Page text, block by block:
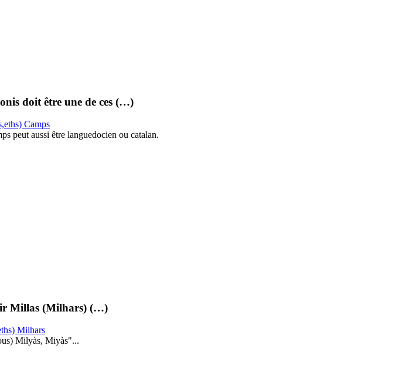
doit être une de ces (…)
Camps
peut aussi être languedocien ou catalan.
Millas (Milhars) (…)
Milhars
Milyàs, Miyàs"...